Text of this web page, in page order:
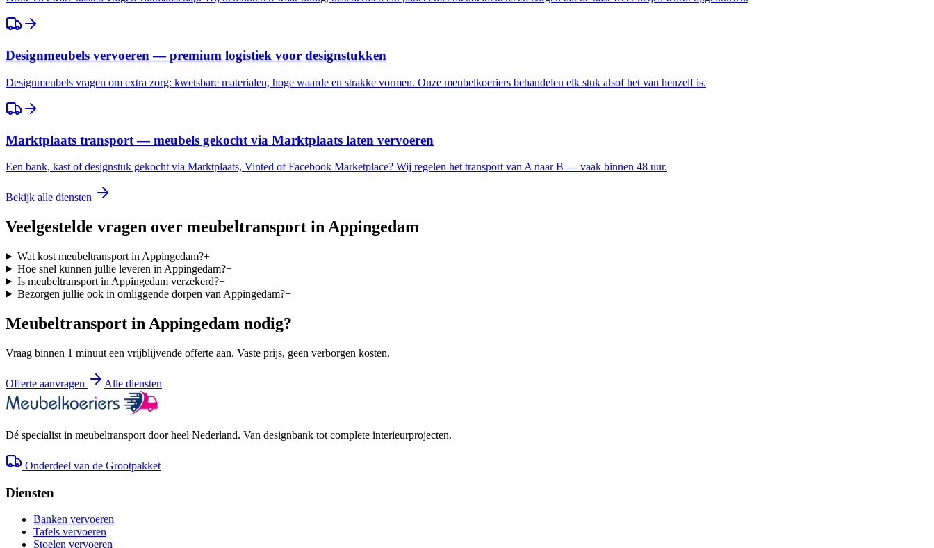
Designmeubels vervoeren — premium logistiek voor designstukken
Designmeubels vragen om extra zorg: kwetsbare materialen, hoge waarde en strakke vormen. Onze meubelkoeriers behandelen elk stuk alsof het van henzelf is.
Marktplaats transport — meubels gekocht via Marktplaats laten vervoeren
Een bank, kast of designstuk gekocht via Marktplaats, Vinted of Facebook Marketplace? Wij regelen het transport van A naar B — vaak binnen 48 uur.
Bekijk alle diensten
Veelgestelde vragen over meubeltransport inAppingedam
Wat kost meubeltransport in Appingedam?+
Hoe snel kunnen jullie leveren in Appingedam?+
Is meubeltransport in Appingedam verzekerd?+
Bezorgen jullie ook in omliggende dorpen van Appingedam?+
Meubeltransport in Appingedam nodig?
Vraag binnen 1 minuut een vrijblijvende offerte aan. Vaste prijs, geen verborgen kosten.
Offerte aanvragen Alle diensten
Dé specialist in meubeltransport door heel Nederland. Van designbank tot complete interieurprojecten.
Onderdeel van de Grootpakket
Diensten
Banken vervoeren
Tafels vervoeren
Stoelen vervoeren